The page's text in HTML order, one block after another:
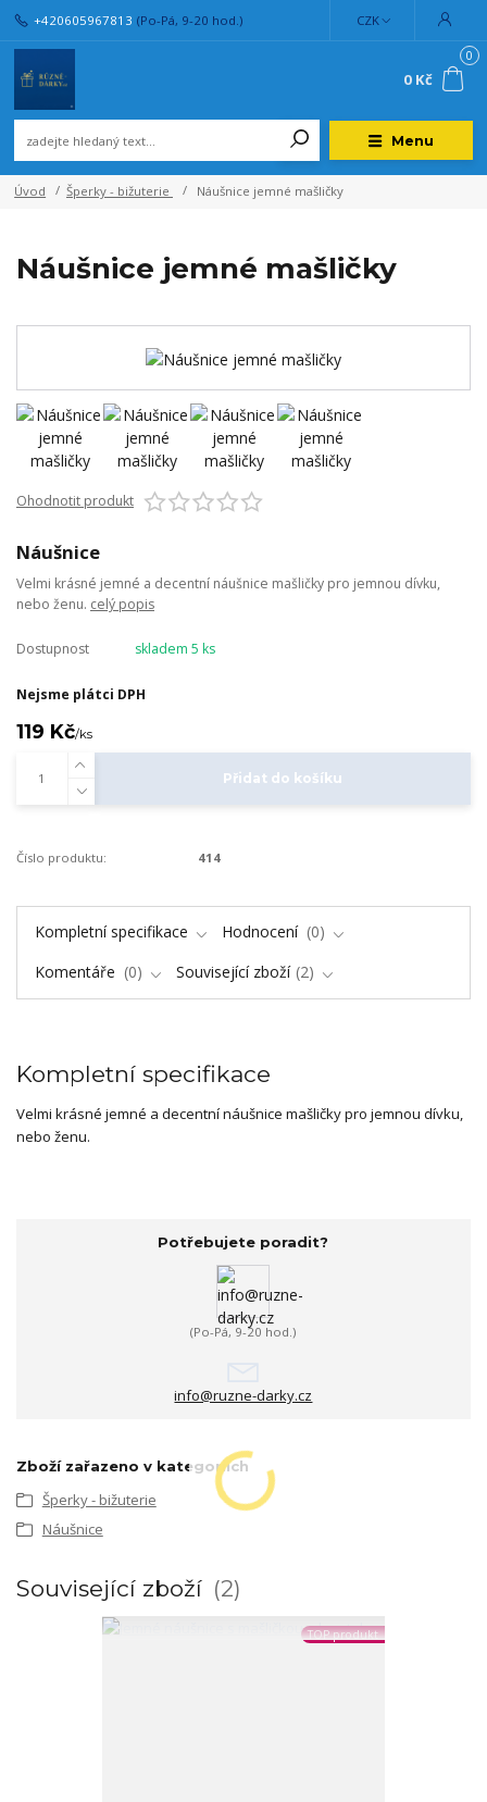
Menu
CZK
+420605967813 (Po-Pá, 9-20 hod.)
0
0 Kč
Úvod Šperky - bižuterie Náušnice jemné mašličky
Náušnice jemné mašličky
Ohodnotit produkt
Náušnice
Velmi krásné jemné a decentní náušnice mašličky pro jemnou dívku,
nebo ženu. celý popis
Dostupnost skladem 5 ks
Nejsme plátci DPH
119 Kč/ks
Přidat do košíku
Číslo produktu: 414
Kompletní specifikace Hodnocení
0
Komentáře
0 Související zboží 2
Kompletní specifikace
Velmi krásné jemné a decentní náušnice mašličky pro jemnou dívku,
nebo ženu.
Potřebujete poradit?
(Po-Pá, 9-20 hod.)
info@ruzne-darky.cz
Zboží zařazeno v kategoriích
Šperky - bižuterie
Náušnice
Související zboží 2
TOP produkt